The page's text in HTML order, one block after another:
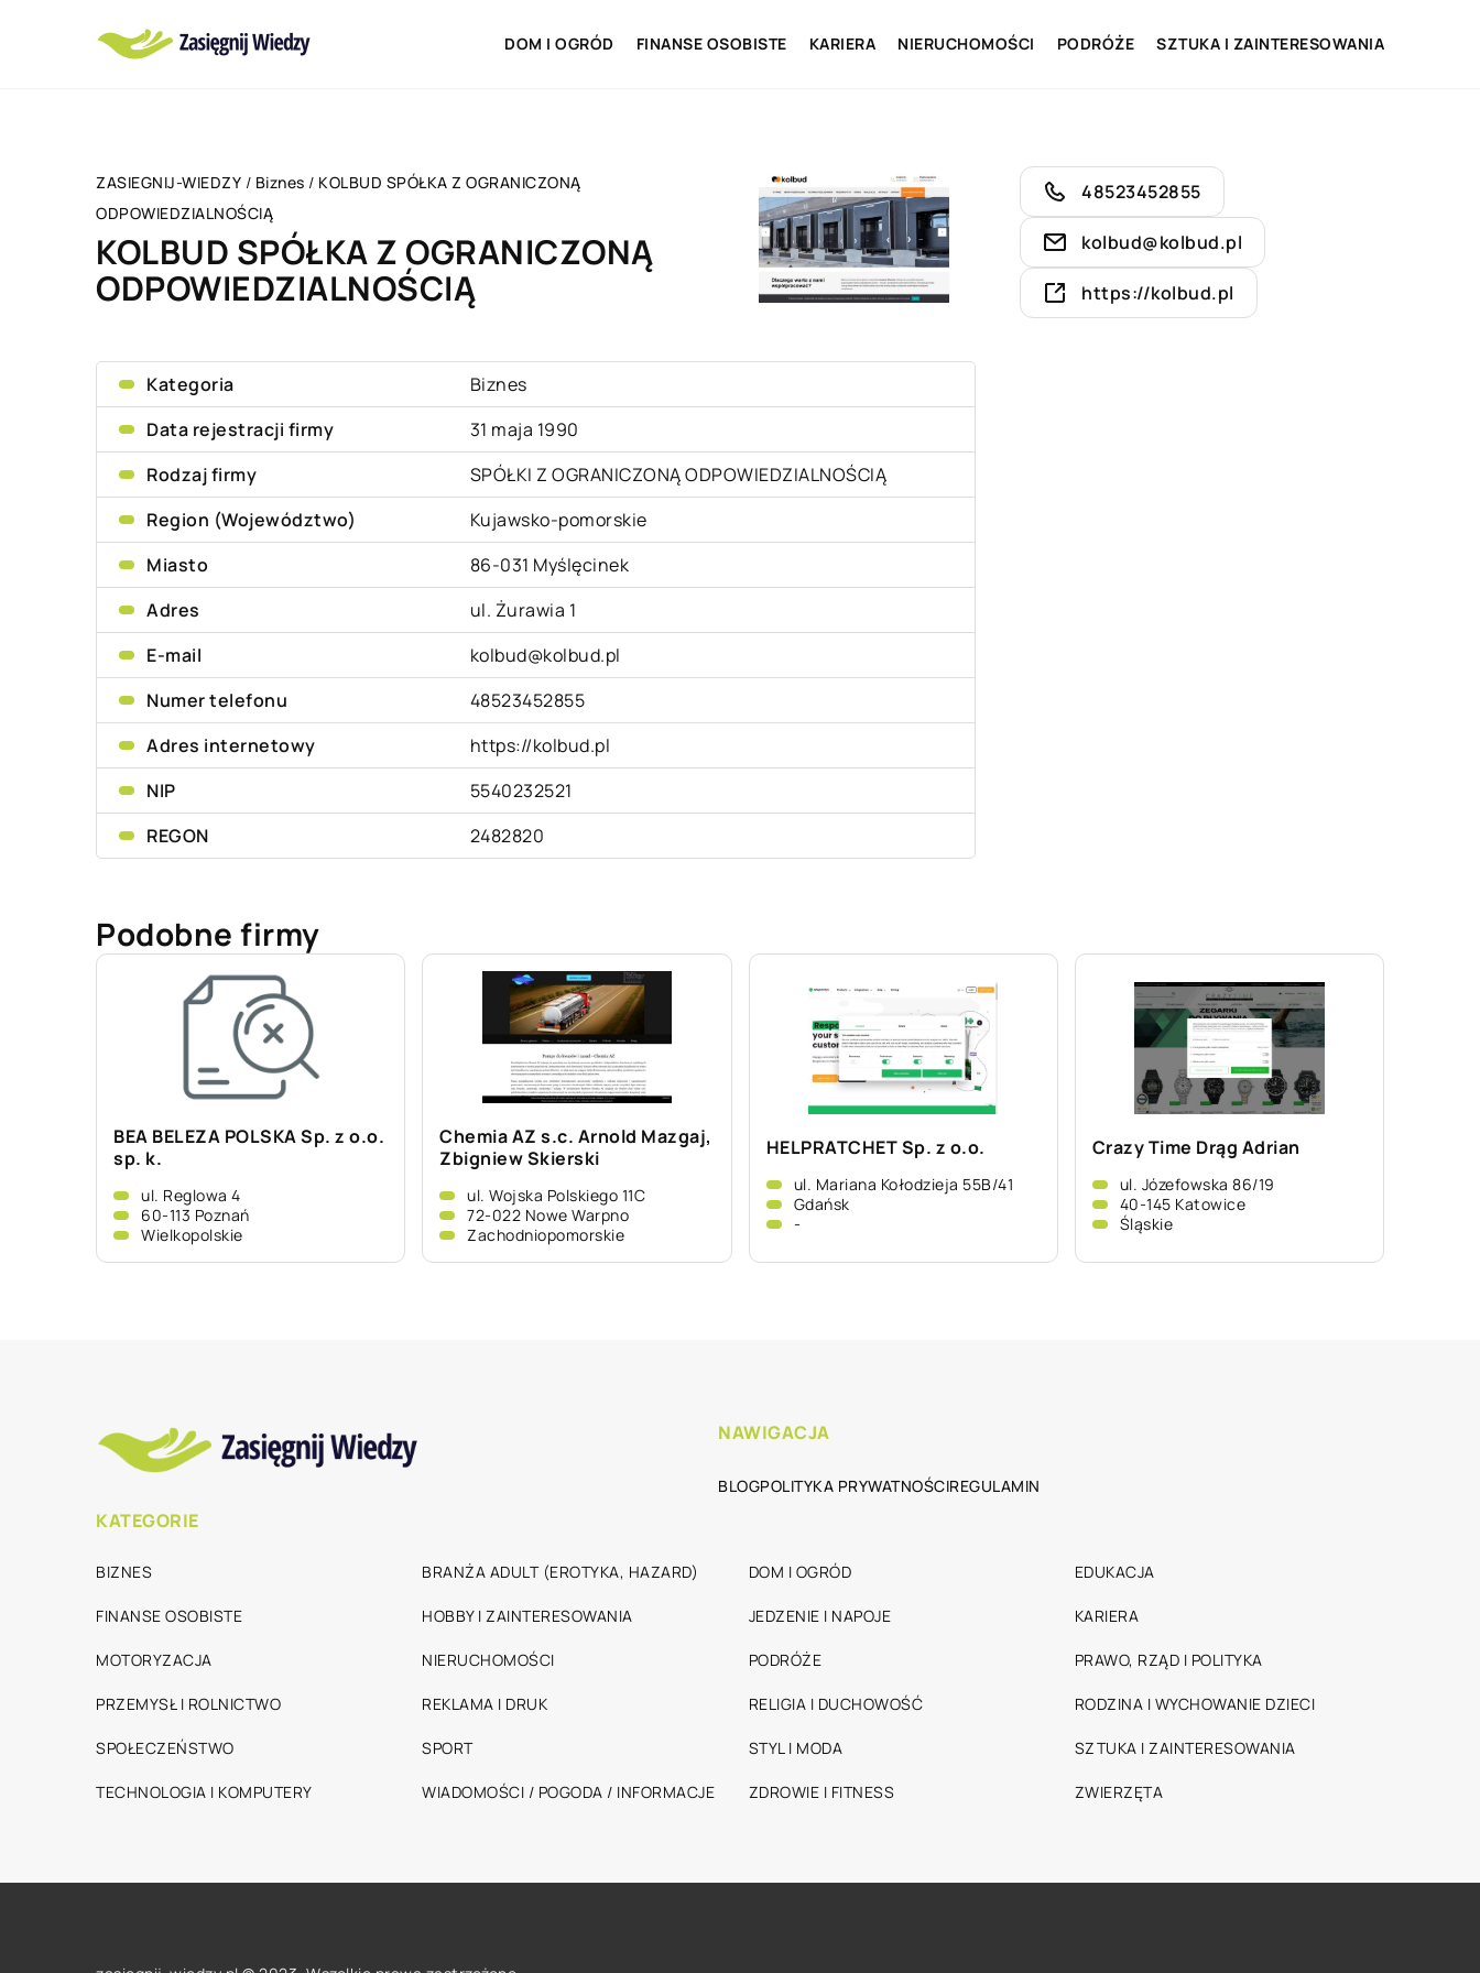
DOM I OGRÓD FINANSE OSOBISTE KARIERA NIERUCHOMOŚCI PODRÓŻE SZTUKA I ZAINTERESOWANIA
ZASIEGNIJ-WIEDZY / Biznes / KOLBUD SPÓŁKA Z OGRANICZONĄ
ODPOWIEDZIALNOŚCIĄ
KOLBUD SPÓŁKA Z OGRANICZONĄ
ODPOWIEDZIALNOŚCIĄ
Kategoria
Biznes
Data rejestracji firmy
31 maja 1990
Rodzaj firmy
SPÓŁKI Z OGRANICZONĄ ODPOWIEDZIALNOŚCIĄ
Region (Województwo)
Kujawsko-pomorskie
Miasto
86-031 Myślęcinek
Adres
ul. Żurawia 1
E-mail
kolbud@kolbud.pl
Numer telefonu
48523452855
Adres internetowy
https://kolbud.pl
NIP
5540232521
REGON
2482820
48523452855
kolbud@kolbud.pl
https://kolbud.pl
Podobne firmy
BEA BELEZA POLSKA Sp. z o.o.
sp. k.
ul. Reglowa 4
60-113 Poznań
Wielkopolskie
Chemia AZ s.c. Arnold Mazgaj,
Zbigniew Skierski
ul. Wojska Polskiego 11C
72-022 Nowe Warpno
Zachodniopomorskie
HELPRATCHET Sp. z o.o.
ul. Mariana Kołodzieja 55B/41
Gdańsk
-
Crazy Time Drąg Adrian
ul. Józefowska 86/19
40-145 Katowice
Śląskie
NAWIGACJA
BLOGPOLITYKA PRYWATNOŚCIREGULAMIN
KATEGORIE
BIZNES BRANŻA ADULT (EROTYKA, HAZARD) DOM I OGRÓD EDUKACJA
FINANSE OSOBISTE HOBBY I ZAINTERESOWANIA JEDZENIE I NAPOJE KARIERA
MOTORYZACJA NIERUCHOMOŚCI PODRÓŻE PRAWO, RZĄD I POLITYKA
PRZEMYSŁ I ROLNICTWO REKLAMA I DRUK RELIGIA I DUCHOWOŚĆ RODZINA I WYCHOWANIE DZIECI
SPOŁECZEŃSTWO SPORT STYL I MODA SZTUKA I ZAINTERESOWANIA
TECHNOLOGIA I KOMPUTERY WIADOMOŚCI / POGODA / INFORMACJE ZDROWIE I FITNESS ZWIERZĘTA